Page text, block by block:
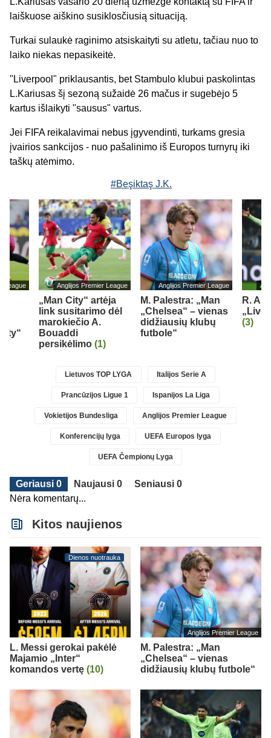
laiškuose aiškino susiklosčiusią situaciją.
Turkai sulaukė raginimo atsiskaityti su atletu, tačiau nuo to
laiko niekas nepasikeitė.
"Liverpool" priklausantis, bet Stambulo klubui paskolintas
L.Kariusas šį sezoną sužaidė 26 mačus ir sugebėjo 5
kartus išlaikyti "sausus" vartus.
Jei FIFA reikalavimai nebus įgyvendinti, turkams gresia
įvairios sankcijos - nuo pašalinimo iš Europos turnyrų iki
taškų atėmimo.
#Beşiktaş J.K.
League Anglijos Premier League
„Man City“ artėja
link susitarimo dėl
marokiečio A.
Bouaddi
persikėlimo (1)
Anglijos Premier League
M. Palestra: „Man
„Chelsea“ – vienas
didžiausių klubų
futbole“
R.
(3)
Lietuvos TOP LYGA Italijos Serie A
Prancūzijos Ligue 1 Ispanijos La Liga
Vokietijos Bundesliga Anglijos Premier League
Konferencijų lyga UEFA Europos lyga
UEFA Čempionų Lyga
Geriausi 0 Naujausi 0
Seniausi 0
Nėra komentarų...
Kitos naujienos
Dienos nuotrauka
L. Messi gerokai pakėlė
Majamio „Inter“
komandos vertę (10)
Anglijos Premier League
M. Palestra: „Man
„Chelsea“ – vienas
didžiausių klubų futbole“